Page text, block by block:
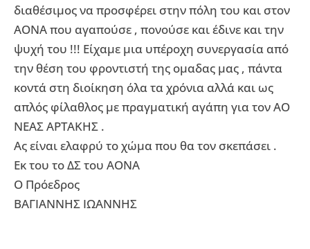
διαθέσιμος να προσφέρει στην πόλη του και στον
ΑΟΝΑ που αγαπούσε , πονούσε και έδινε και την
ψυχή του !!! Είχαμε μια υπέροχη συνεργασία από
την θέση του φροντιστή της ομαδας μας , πάντα
κοντά στη διοίκηση όλα τα χρόνια αλλά και ως
απλός φίλαθλος με πραγματική αγάπη για τον ΑΟ
ΝΕΑΣ ΑΡΤΑΚΗΣ .
Ας είναι ελαφρύ το χώμα που θα τον σκεπάσει .
Εκ του το ΔΣ του ΑΟΝΑ
Ο Πρόεδρος
ΒΑΓΙΑΝΝΗΣ ΙΩΑΝΝΗΣ